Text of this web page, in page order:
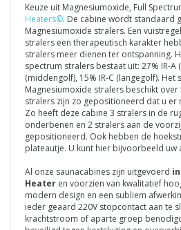
Keuze uit Magnesiumoxide, Full
Heaters©. De cabine wordt standaard
Magnesiumoxide stralers. Een
stralers een therapeutisch karakter
stralers meer dienen ter ontspanning.
spectrum stralers bestaat uit: 27% IR-A
(middengolf), 15% IR-C (langegolf). Het
Magnesiumoxide stralers beschikt over
stralers zijn zo gepositioneerd dat u er
Zo heeft deze cabine 3 stralers in de
onderbenen en 2 stralers aan de
gepositioneerd. Ook hebben de
plateautje. U kunt hier bijvoorbeeld
Al onze saunacabines zijn uitgevoerd
Heater en voorzien van kwalitatief
modern design en een subliem
ieder geaard 220V stopcontact aan te
krachtstroom of aparte groep